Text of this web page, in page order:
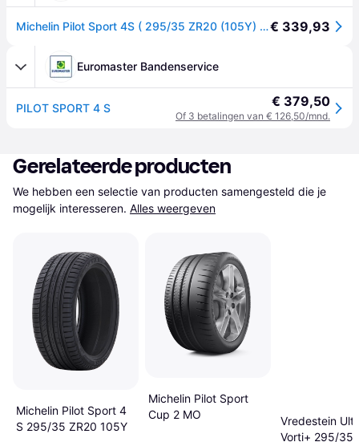
Michelin Pilot Sport 4S ( 295/35 ZR20 (105Y) XL EV Suitable, met wangbescherming (FSL) )€ 339,93
Euromaster Bandenservice
PILOT SPORT 4 S € 379,50
Of 3 betalingen van € 126,50/mnd.
Gerelateerde producten
We hebben een selectie van producten samengesteld die je
mogelijk interesseren. Alles weergeven
Michelin Pilot Sport 4
S 295/35 ZR20 105Y
Michelin Pilot Sport
Cup 2 MO
Vredestein
Vorti+ 295/35